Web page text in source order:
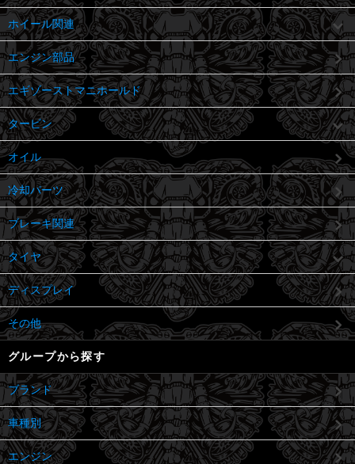
ホイール関連
エンジン部品
エギゾーストマニホールド
タービン
オイル
冷却パーツ
ブレーキ関連
タイヤ
ディスプレイ
その他
グループから探す
ブランド
車種別
エンジン